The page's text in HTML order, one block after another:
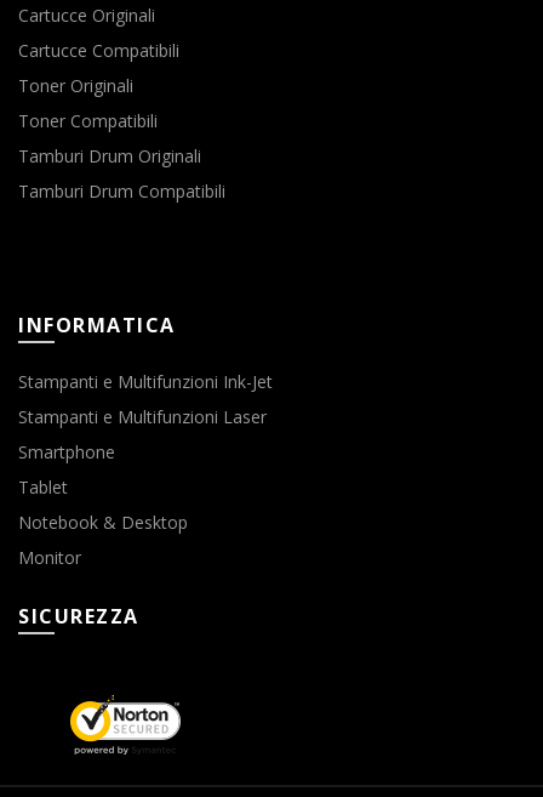
Cartucce Originali
Cartucce Compatibili
Toner Originali
Toner Compatibili
Tamburi Drum Originali
Tamburi Drum Compatibili
INFORMATICA
Stampanti e Multifunzioni Ink-Jet
Stampanti e Multifunzioni Laser
Smartphone
Tablet
Notebook & Desktop
Monitor
SICUREZZA